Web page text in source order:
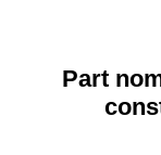
ÉtiennePart